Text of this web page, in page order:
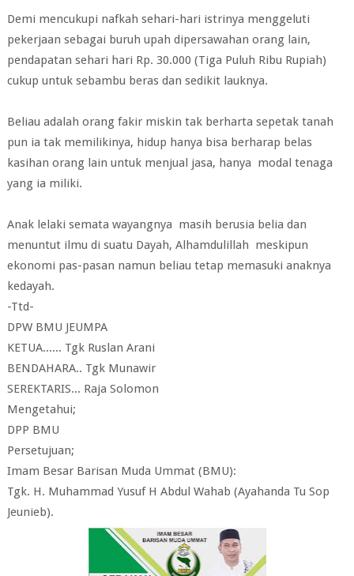
Demi mencukupi nafkah sehari-hari istrinya menggeluti
pekerjaan sebagai buruh upah dipersawahan orang lain,
pendapatan sehari hari Rp. 30.000 (Tiga Puluh Ribu Rupiah)
cukup untuk sebambu beras dan sedikit lauknya.
Beliau adalah orang fakir miskin tak berharta sepetak tanah
pun ia tak memilikinya, hidup hanya bisa berharap belas
kasihan orang lain untuk menjual jasa, hanya modal tenaga
yang ia miliki.
Anak lelaki semata wayangnya masih berusia belia dan
menuntut ilmu di suatu Dayah, Alhamdulillah meskipun
ekonomi pas-pasan namun beliau tetap memasuki anaknya
kedayah.
-Ttd-
DPW BMU JEUMPA
KETUA...... Tgk Ruslan Arani
BENDAHARA.. Tgk Munawir
SEREKTARIS... Raja Solomon
Mengetahui;
DPP BMU
Persetujuan;
Imam Besar Barisan Muda Ummat (BMU):
Tgk. H. Muhammad Yusuf H Abdul Wahab (Ayahanda Tu Sop
Jeunieb).